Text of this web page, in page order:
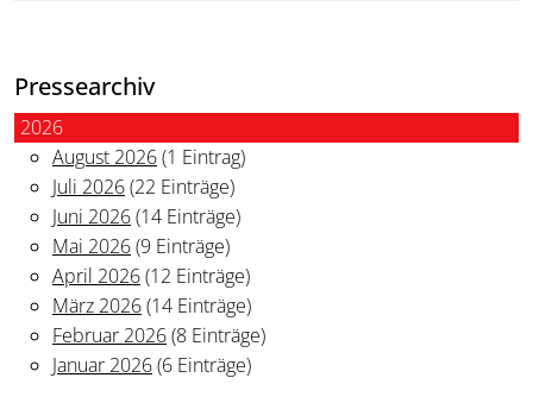
Pressearchiv
2026
August 2026(1 Eintrag)
Juli 2026(22 Einträge)
Juni 2026(14 Einträge)
Mai 2026(9 Einträge)
April 2026(12 Einträge)
März 2026(14 Einträge)
Februar 2026(8 Einträge)
Januar 2026(6 Einträge)